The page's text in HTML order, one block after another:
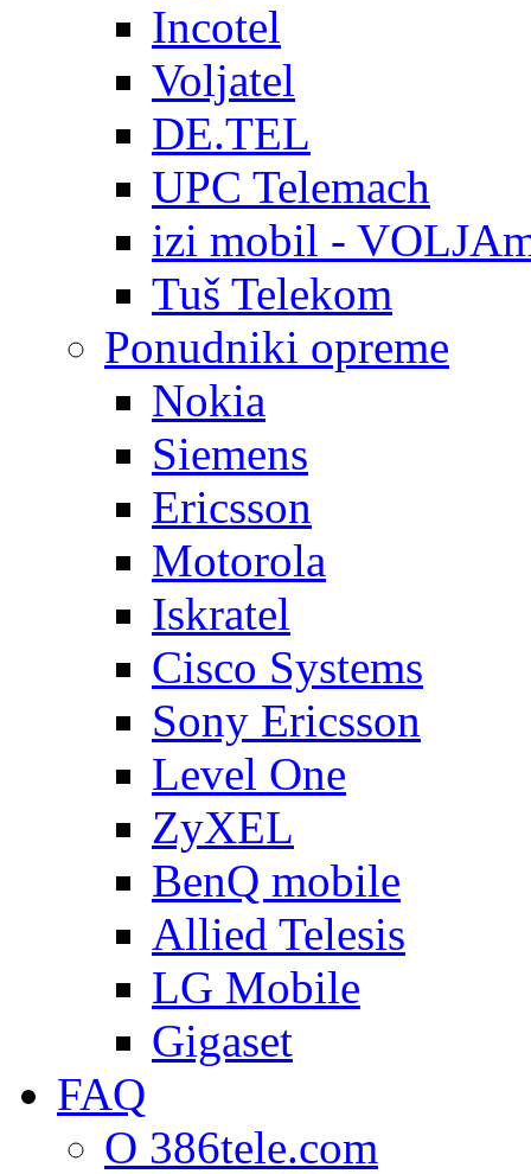
Incotel
Voljatel
DE.TEL
UPC Telemach
izi mobil -
Tuš Telekom
Ponudniki opreme
Nokia
Siemens
Ericsson
Motorola
Iskratel
Cisco Systems
Sony Ericsson
Level One
ZyXEL
BenQ mobile
Allied Telesis
LG Mobile
Gigaset
FAQ
O 386tele.com